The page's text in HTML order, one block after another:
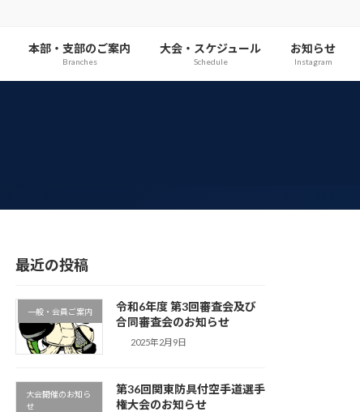
本部・支部のご案内
Branches
大会・スケジュール
Schedule
お知らせ
Instagram
最近の投稿
一般・会員ご案内
令和6年度 第3回審査会及び
合同審査会のお知らせ
2025年2月9日
大会開催のお知ら
せ
第36回関東防具付空手道選手
権大会のお知らせ